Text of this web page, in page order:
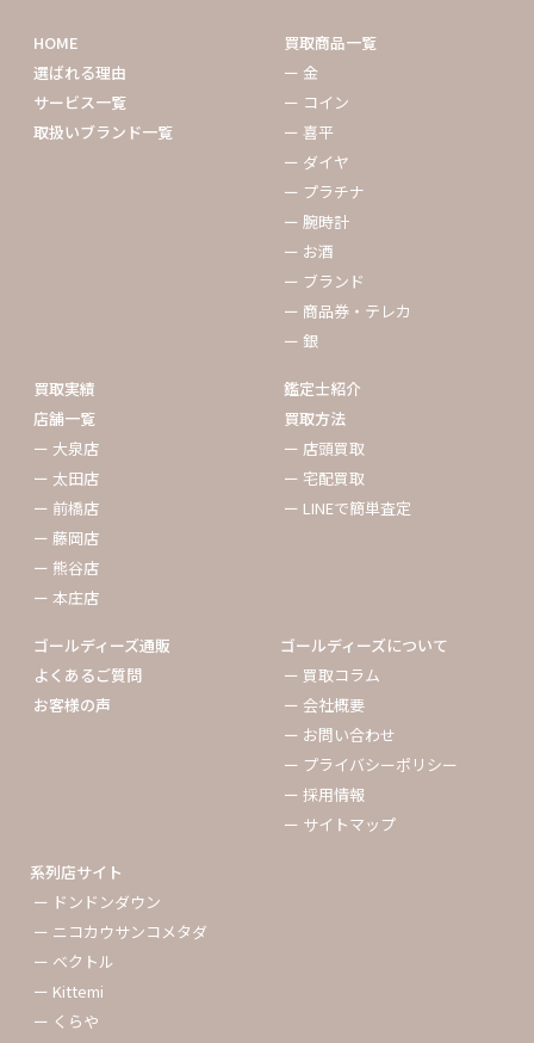
HOME
選ばれる理由
サービス一覧
取扱いブランド一覧
買取商品一覧
ー 金
ー コイン
ー 喜平
ー ダイヤ
ー プラチナ
ー 腕時計
ー お酒
ー ブランド
ー 商品券・テレカ
ー 銀
買取実績
店舗一覧
ー 大泉店
ー 太田店
ー 前橋店
ー 藤岡店
ー 熊谷店
ー 本庄店
鑑定士紹介
買取方法
ー 店頭買取
ー 宅配買取
ー LINEで簡単査定
ゴールディーズ通販
よくあるご質問
お客様の声
ゴールディーズについて
ー 買取コラム
ー 会社概要
ー お問い合わせ
ー プライバシーポリシー
ー 採用情報
ー サイトマップ
系列店サイト
ー ドンドンダウン
ー ニコカウサンコメタダ
ー ベクトル
ー Kittemi
ー くらや